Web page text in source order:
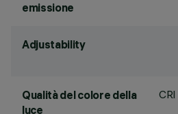
emissione
Adjustability
Qualità del colore della
luce
CRI